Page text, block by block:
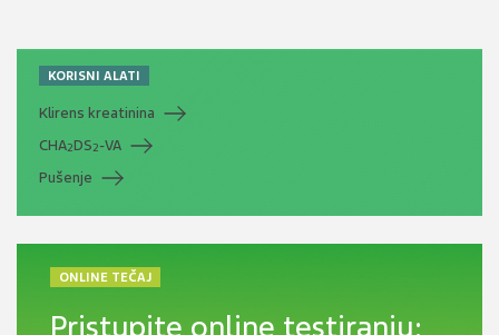
KORISNI ALATI
Klirens kreatinina
CHA2DS2-VA
Pušenje
ONLINE TEČAJ
Pristupite online testiranju: